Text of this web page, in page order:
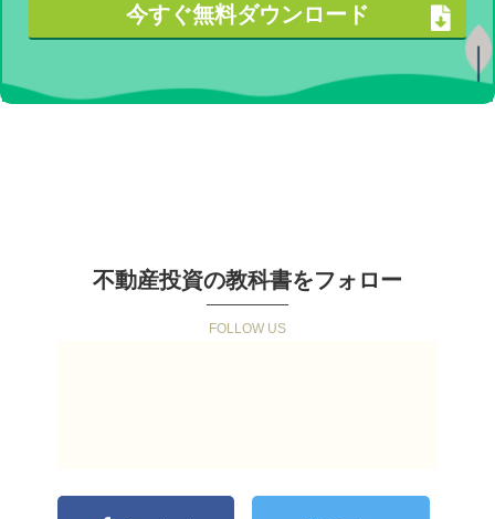
不動産投資の教科書をフォロー